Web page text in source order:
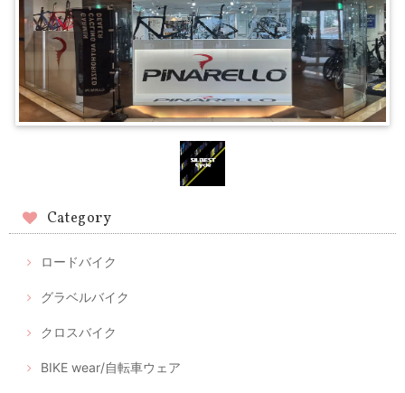
Category
ロードバイク
グラベルバイク
クロスバイク
BIKE wear/自転車ウェア